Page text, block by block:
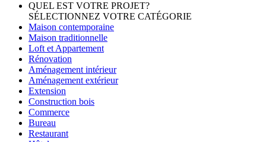
QUEL EST VOTRE PROJET?
SÉLECTIONNEZ VOTRE CATÉGORIE
Maison contemporaine
Maison traditionnelle
Loft et Appartement
Rénovation
Aménagement intérieur
Aménagement extérieur
Extension
Construction bois
Commerce
Bureau
Restaurant